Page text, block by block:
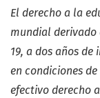
El derecho a la
mundial derivado
19, a dos años
en condiciones
efectivo derecho